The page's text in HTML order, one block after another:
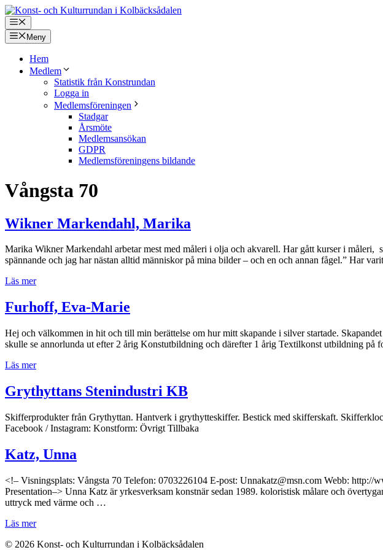
Hoppa
till
innehåll
Meny
Meny
Hem
Medlem
Statistik från Konstrundan
Logga in
Medlemsföreningen
Stadgar
Årsmöte
Medlemsansökan
GDPR
Medlemsföreningens bildande
Vångsta 70
Wikner Markendahl, Marika
Marika Wikner Markendahl arbetar mest med måleri i olja och akvarell. Har gått kurser i
spännande och jag har nästan alltid människor på mina bilder – och en och annan fågel.” Har
Läs mer
Furhoff, Eva-Marie
Hej och välkommen in hit och till min berättelse om hur mitt skapande i silver startade.
skulle se annorlunda ut efter 2 årig Konstutbildning och därefter 1 årig Textilkonst utbildning
Läs mer
Grythyttans Stenindustri KB
Skifferprodukter från Grythyttan. Hantverk i grythytteskiffer. Bestick med skifferskaft.
Facebook / Instagram: Konstform: Övrigt Tillbaka
Katz, Unna
<!– Visningsplats: Vångsta 70 Telefon: 0703226104 E-post: Unnakatz@msn.com Webb:
Presentation–> Unna Katz är yrkesverksam konstnär sedan 1989. koloristisk målare och
uttryck med värme och …
Läs mer
© 2026 Konst- och Kulturrundan i Kolbäcksådalen